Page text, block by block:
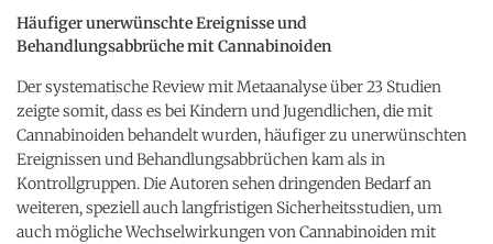
Häufiger unerwünschte Ereignisse und
Behandlungsabbrüche mit Cannabinoiden
Der systematische Review mit Metaanalyse über 23 Studien
zeigte somit, dass es bei Kindern und Jugendlichen, die mit
Cannabinoiden behandelt wurden, häufiger zu unerwünschten
Ereignissen und Behandlungsabbrüchen kam als in
Kontrollgruppen. Die Autoren sehen dringenden Bedarf an
weiteren, speziell auch langfristigen Sicherheitsstudien, um
auch mögliche Wechselwirkungen von Cannabinoiden mit